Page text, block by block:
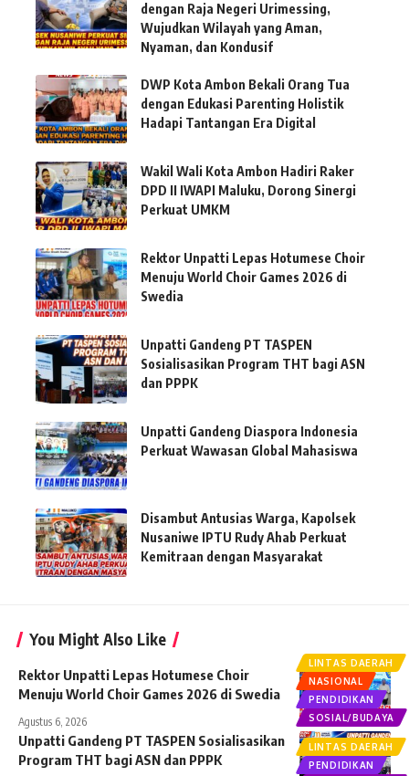
dengan Raja Negeri Urimessing,
Wujudkan Wilayah yang Aman,
Nyaman, dan Kondusif
DWP Kota Ambon Bekali Orang Tua
dengan Edukasi Parenting Holistik
Hadapi Tantangan Era Digital
Wakil Wali Kota Ambon Hadiri Raker
DPD II IWAPI Maluku, Dorong Sinergi
Perkuat UMKM
Rektor Unpatti Lepas Hotumese Choir
Menuju World Choir Games 2026 di
Swedia
Unpatti Gandeng PT TASPEN
Sosialisasikan Program THT bagi ASN
dan PPPK
Unpatti Gandeng Diaspora Indonesia
Perkuat Wawasan Global Mahasiswa
Disambut Antusias Warga, Kapolsek
Nusaniwe IPTU Rudy Ahab Perkuat
Kemitraan dengan Masyarakat
You Might Also Like
LINTAS DAERAH
NASIONAL
PENDIDIKAN
SOSIAL/BUDAYA
Rektor Unpatti Lepas Hotumese Choir
Menuju World Choir Games 2026 di Swedia
Agustus 6, 2026
LINTAS DAERAH
PENDIDIKAN
Unpatti Gandeng PT TASPEN Sosialisasikan
Program THT bagi ASN dan PPPK